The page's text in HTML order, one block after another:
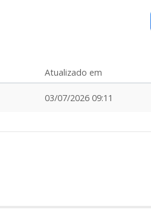
Atualizado em
03/07/2026 09:11